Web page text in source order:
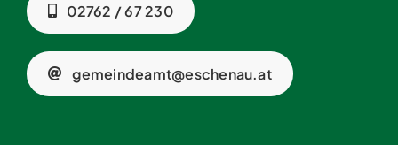
02762 / 67 230
gemeindeamt@eschenau.at